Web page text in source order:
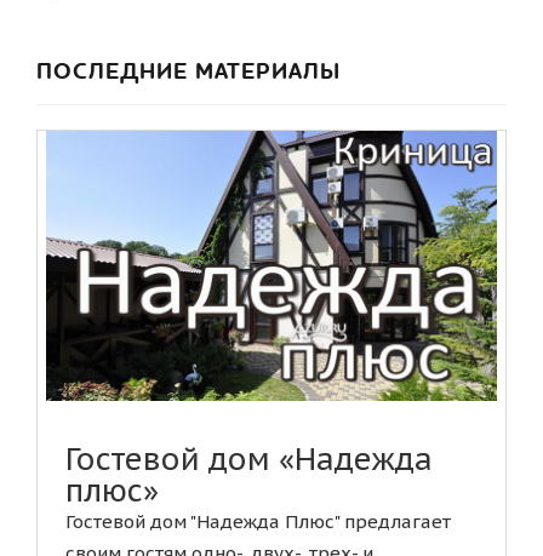
ПОСЛЕДНИЕ МАТЕРИАЛЫ
Гостевой дом «Надежда
плюс»
Гостевой дом "Надежда Плюс" предлагает